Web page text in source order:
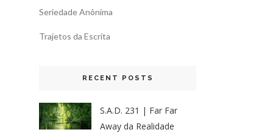
Seriedade Anônima
Trajetos da Escrita
RECENT POSTS
S.A.D. 231 | Far Far
Away da Realidade